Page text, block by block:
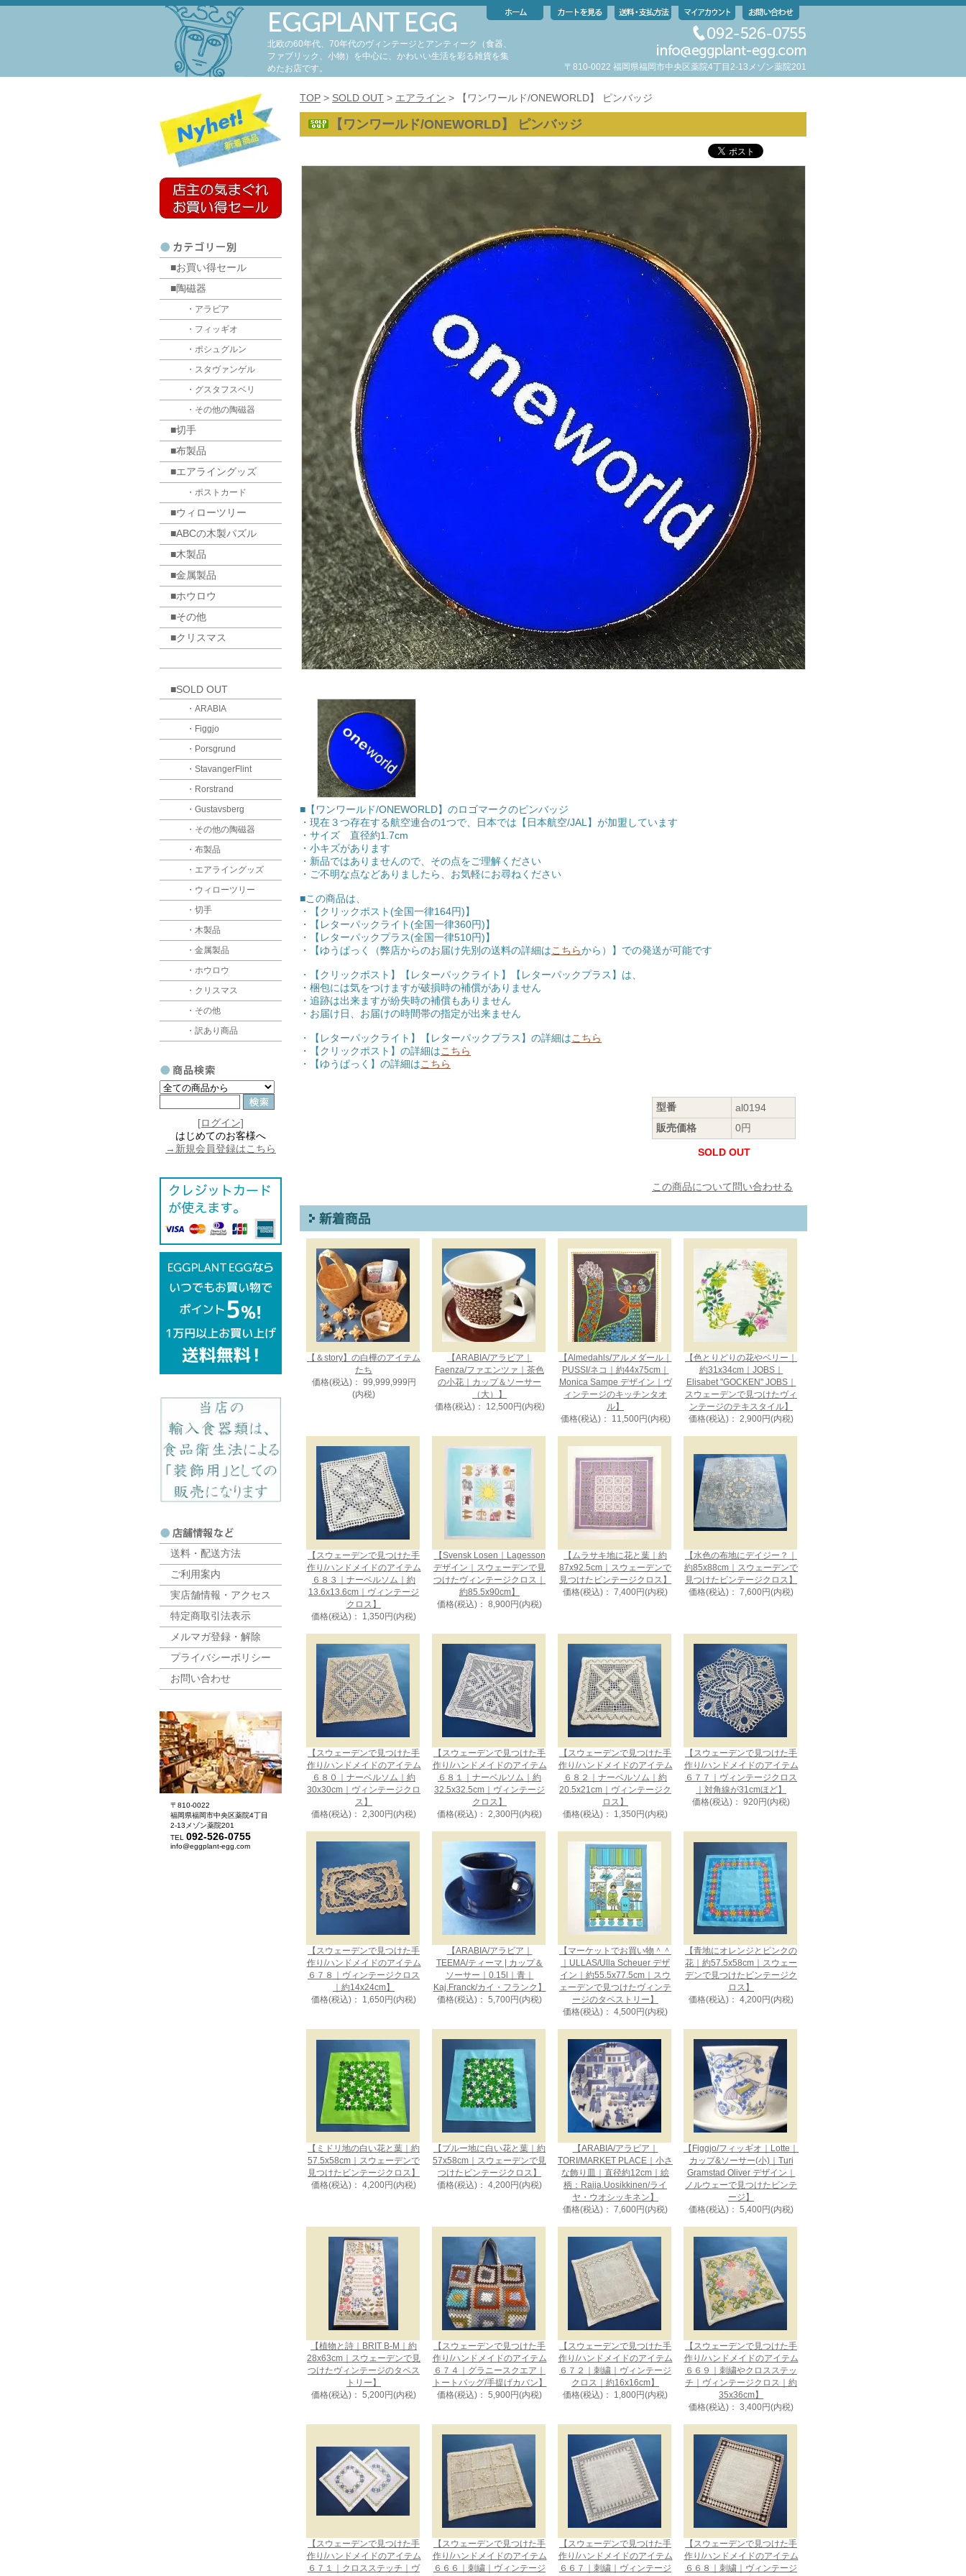
北欧の60年代、70年代のヴィンテージとアンティーク（食器、
ファブリック、小物）を中心に、かわいい生活を彩る雑貨を集
めたお店です。
〒810-0022 福岡県福岡市中央区薬院4丁目2-13メゾン薬院201
TOP > SOLD OUT > エアライン > 【ワンワールド/ONEWORLD】 ピンバッジ
【ワンワールド/ONEWORLD】 ピンバッジ
■【ワンワールド/ONEWORLD】のロゴマークのピンバッジ
・現在３つ存在する航空連合の1つで、日本では【日本航空/JAL】が加盟しています
・サイズ 直径約1.7cm
・小キズがあります
・新品ではありませんので、その点をご理解ください
・ご不明な点などありましたら、お気軽にお尋ねください
■この商品は、
・【クリックポスト(全国一律164円)】
・【レターパックライト(全国一律360円)】
・【レターパックプラス(全国一律510円)】
・【ゆうぱっく（弊店からのお届け先別の送料の詳細はこちらから）】での発送が可能です
・【クリックポスト】【レターパックライト】【レターパックプラス】は、
・梱包には気をつけますが破損時の補償がありません
・追跡は出来ますが紛失時の補償もありません
・お届け日、お届けの時間帯の指定が出来ません
・【レターパックライト】【レターパックプラス】の詳細はこちら
・【クリックポスト】の詳細はこちら
・【ゆうぱっく】の詳細はこちら
型番
al0194
販売価格
0円
SOLD OUT
この商品について問い合わせる
【＆story】の白樺のアイテム
たち
価格(税込)： 99,999,999円
(内税)
【ARABIA/アラビア｜
Faenza/ファエンツァ｜茶色
の小花｜カップ＆ソーサー
（大）】
価格(税込)： 12,500円(内税)
【Almedahls/アルメダール｜
PUSSI/ネコ｜約44x75cm｜
Monica Sampe デザイン｜ヴ
ィンテージのキッチンタオ
ル】
価格(税込)： 11,500円(内税)
【色とりどりの花やベリー｜
約31x34cm｜JOBS｜
Elisabet "GOCKEN" JOBS｜
スウェーデンで見つけたヴィ
ンテージのテキスタイル】
価格(税込)： 2,900円(内税)
【スウェーデンで見つけた手
作り/ハンドメイドのアイテム
６８３｜ナーベルソム｜約
13.6x13.6cm｜ヴィンテージ
クロス】
価格(税込)： 1,350円(内税)
【Svensk Losen｜Lagesson
デザイン｜スウェーデンで見
つけたヴィンテージクロス｜
約85.5x90cm】
価格(税込)： 8,900円(内税)
【ムラサキ地に花と葉｜約
87x92.5cm｜スウェーデンで
見つけたビンテージクロス】
価格(税込)： 7,400円(内税)
【水色の布地にデイジー？｜
約85x88cm｜スウェーデンで
見つけたビンテージクロス】
価格(税込)： 7,600円(内税)
【スウェーデンで見つけた手
作り/ハンドメイドのアイテム
６８０｜ナーベルソム｜約
30x30cm｜ヴィンテージクロ
ス】
価格(税込)： 2,300円(内税)
【スウェーデンで見つけた手
作り/ハンドメイドのアイテム
６８１｜ナーベルソム｜約
32.5x32.5cm｜ヴィンテージ
クロス】
価格(税込)： 2,300円(内税)
【スウェーデンで見つけた手
作り/ハンドメイドのアイテム
６８２｜ナーベルソム｜約
20.5x21cm｜ヴィンテージク
ロス】
価格(税込)： 1,350円(内税)
【スウェーデンで見つけた手
作り/ハンドメイドのアイテム
６７７｜ヴィンテージクロス
｜対角線が31cmほど】
価格(税込)： 920円(内税)
【スウェーデンで見つけた手
作り/ハンドメイドのアイテム
６７８｜ヴィンテージクロス
｜約14x24cm】
価格(税込)： 1,650円(内税)
【ARABIA/アラビア｜
TEEMA/ティーマ | カップ＆
ソーサー｜0.15l｜青｜
Kaj.Franck/カイ・フランク】
価格(税込)： 5,700円(内税)
【マーケットでお買い物＾＾
｜ULLAS/Ulla Scheuer デザ
イン｜約55.5x77.5cm｜スウ
ェーデンで見つけたヴィンテ
ージのタペストリー】
価格(税込)： 4,500円(内税)
【青地にオレンジとピンクの
花｜約57.5x58cm｜スウェー
デンで見つけたビンテージク
ロス】
価格(税込)： 4,200円(内税)
【ミドリ地の白い花と葉｜約
57.5x58cm｜スウェーデンで
見つけたビンテージクロス】
価格(税込)： 4,200円(内税)
【ブルー地に白い花と葉｜約
57x58cm｜スウェーデンで見
つけたビンテージクロス】
価格(税込)： 4,200円(内税)
【ARABIA/アラビア｜
TORI/MARKET PLACE｜小さ
な飾り皿｜直径約12cm｜絵
柄：Raija.Uosikkinen/ライ
ヤ・ウオシッキネン】
価格(税込)： 7,600円(内税)
【Figgjo/フィッギオ｜Lotte｜
カップ&ソーサー(小)｜Turi
Gramstad Oliver デザイン｜
ノルウェーで見つけたビンテ
ージ】
価格(税込)： 5,400円(内税)
【植物と詩｜BRIT B-M｜約
28x63cm｜スウェーデンで見
つけたヴィンテージのタペス
トリー】
価格(税込)： 5,200円(内税)
【スウェーデンで見つけた手
作り/ハンドメイドのアイテム
６７４｜グラニースクエア｜
トートバッグ/手提げカバン】
価格(税込)： 5,900円(内税)
【スウェーデンで見つけた手
作り/ハンドメイドのアイテム
６７２｜刺繍｜ヴィンテージ
クロス｜約16x16cm】
価格(税込)： 1,800円(内税)
【スウェーデンで見つけた手
作り/ハンドメイドのアイテム
６６９｜刺繍やクロスステッ
チ｜ヴィンテージクロス｜約
35x36cm】
価格(税込)： 3,400円(内税)
【スウェーデンで見つけた手
作り/ハンドメイドのアイテム
６７１｜クロスステッチ｜ヴ
【スウェーデンで見つけた手
作り/ハンドメイドのアイテム
６６６｜刺繍｜ヴィンテージ
【スウェーデンで見つけた手
作り/ハンドメイドのアイテム
６６７｜刺繍｜ヴィンテージ
【スウェーデンで見つけた手
作り/ハンドメイドのアイテム
６６８｜刺繍｜ヴィンテージ
■お買い得セール
■陶磁器
・アラビア
・フィッギオ
・ポシュグルン
・スタヴァンゲル
・グスタフスベリ
・その他の陶磁器
■切手
■布製品
■エアライングッズ
・ポストカード
■ウィローツリー
■ABCの木製パズル
■木製品
■金属製品
■ホウロウ
■その他
■クリスマス
■SOLD OUT
・ARABIA
・Figgjo
・Porsgrund
・StavangerFlint
・Rorstrand
・Gustavsberg
・その他の陶磁器
・布製品
・エアライングッズ
・ウィローツリー
・切手
・木製品
・金属製品
・ホウロウ
・クリスマス
・その他
・訳あり商品
[ログイン]
はじめてのお客様へ
→新規会員登録はこちら
送料・配送方法
ご利用案内
実店舗情報・アクセス
特定商取引法表示
メルマガ登録・解除
プライバシーポリシー
お問い合わせ
〒810-0022
福岡県福岡市中央区薬院4丁目
2-13メゾン薬院201
TEL 092-526-0755
info@eggplant-egg.com